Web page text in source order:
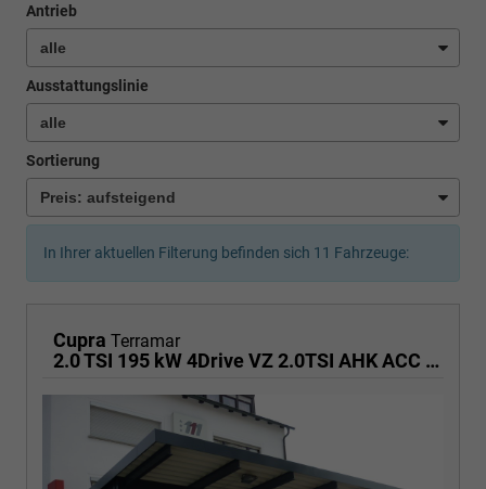
Antrieb
Ausstattungslinie
Sortierung
In Ihrer aktuellen Filterung befinden sich 11 Fahrzeuge:
Cupra Terramar
2.0 TSI 195 kW 4Drive VZ 2.0TSI AHK ACC el. Hk GV5/100TKM